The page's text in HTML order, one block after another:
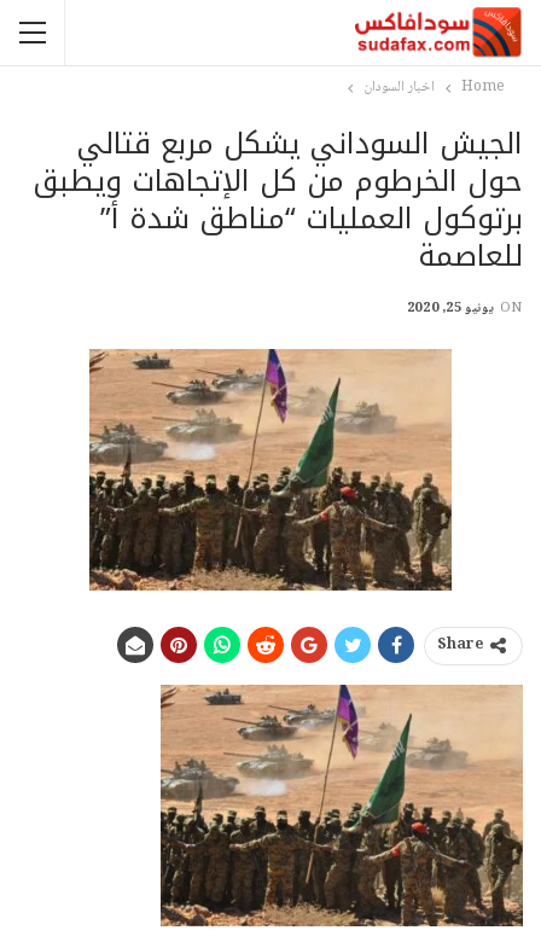
Home اخبار السودان
الجيش السوداني يشكل مربع قتالي
حول الخرطوم من كل الإتجاهات ويطبق
برتوكول العمليات “مناطق شدة أ”
للعاصمة
ON يونيو 25, 2020
Share